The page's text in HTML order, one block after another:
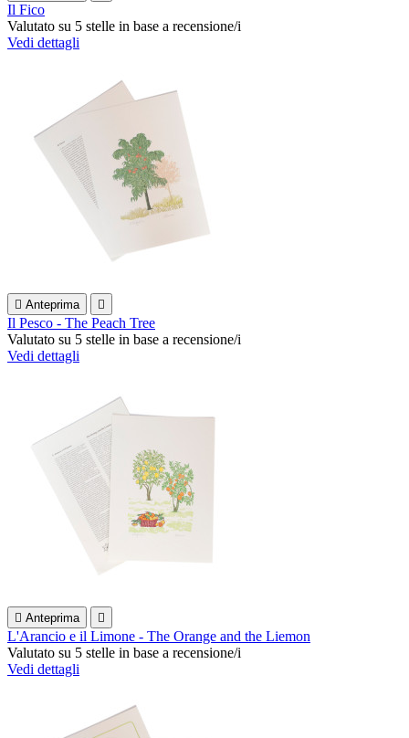
Il Fico
Valutato su 5 stelle in base a recensione/i
Vedi dettagli
 Anteprima 
Il Pesco - The Peach Tree
Valutato su 5 stelle in base a recensione/i
Vedi dettagli
 Anteprima 
L'Arancio e il Limone - The Orange and the Liemon
Valutato su 5 stelle in base a recensione/i
Vedi dettagli